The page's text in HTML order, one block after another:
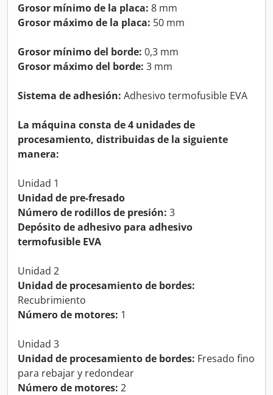
Grosor mínimo de la placa: 8 mm
Grosor máximo de la placa: 50 mm
Grosor mínimo del borde: 0,3 mm
Grosor máximo del borde: 3 mm
Sistema de adhesión: Adhesivo termofusible EVA
La máquina consta de 4 unidades de
procesamiento, distribuidas de la siguiente
manera:
Unidad 1
Unidad de pre-fresado
Número de rodillos de presión: 3
Depósito de adhesivo para adhesivo
termofusible EVA
Unidad 2
Unidad de procesamiento de bordes:
Recubrimiento
Número de motores: 1
Unidad 3
Unidad de procesamiento de bordes: Fresado fino
para rebajar y redondear
Número de motores: 2